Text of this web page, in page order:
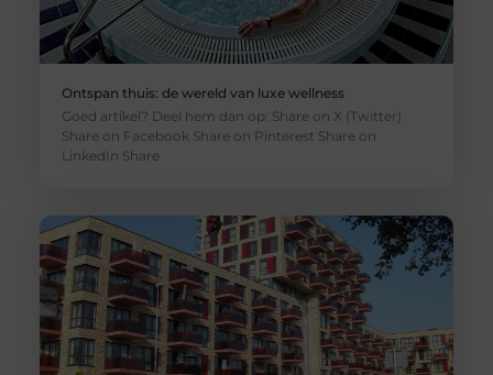
Ontspan thuis: de wereld van luxe wellness
Goed artikel? Deel hem dan op: Share on X (Twitter)
Share on Facebook Share on Pinterest Share on
LinkedIn Share